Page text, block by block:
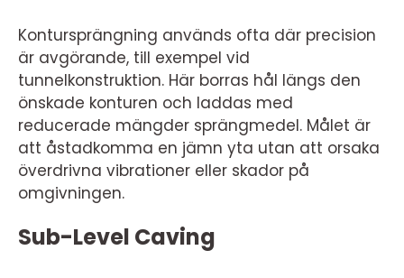
Kontursprängning används ofta där precision
är avgörande, till exempel vid
tunnelkonstruktion. Här borras hål längs den
önskade konturen och laddas med
reducerade mängder sprängmedel. Målet är
att åstadkomma en jämn yta utan att orsaka
överdrivna vibrationer eller skador på
omgivningen.
Sub-Level Caving